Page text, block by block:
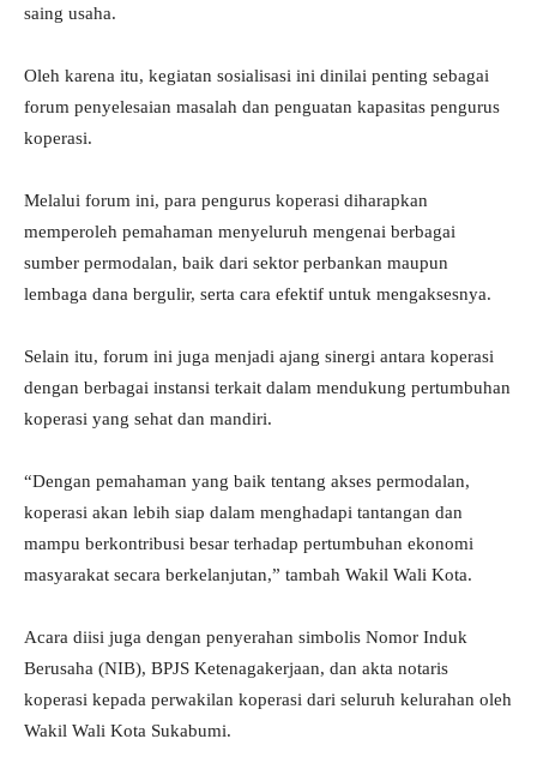
saing usaha.
Oleh karena itu, kegiatan sosialisasi ini dinilai penting sebagai
forum penyelesaian masalah dan penguatan kapasitas pengurus
koperasi.
Melalui forum ini, para pengurus koperasi diharapkan
memperoleh pemahaman menyeluruh mengenai berbagai
sumber permodalan, baik dari sektor perbankan maupun
lembaga dana bergulir, serta cara efektif untuk mengaksesnya.
Selain itu, forum ini juga menjadi ajang sinergi antara koperasi
dengan berbagai instansi terkait dalam mendukung pertumbuhan
koperasi yang sehat dan mandiri.
“Dengan pemahaman yang baik tentang akses permodalan,
koperasi akan lebih siap dalam menghadapi tantangan dan
mampu berkontribusi besar terhadap pertumbuhan ekonomi
masyarakat secara berkelanjutan,” tambah Wakil Wali Kota.
Acara diisi juga dengan penyerahan simbolis Nomor Induk
Berusaha (NIB), BPJS Ketenagakerjaan, dan akta notaris
koperasi kepada perwakilan koperasi dari seluruh kelurahan oleh
Wakil Wali Kota Sukabumi.